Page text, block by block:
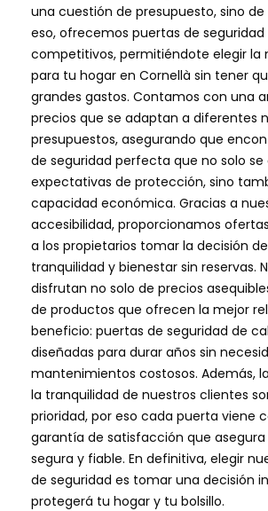
una cuestión de presupuesto, sino de
eso, ofrecemos puertas de seguridad
competitivos, permitiéndote elegir la
para tu hogar en Cornellà sin tener
grandes gastos. Contamos con una
precios que se adaptan a diferentes
presupuestos, asegurando que
de seguridad perfecta que no solo se
expectativas de protección, sino
capacidad económica. Gracias a
accesibilidad, proporcionamos
a los propietarios tomar la decisión
tranquilidad y bienestar sin reservas.
disfrutan no solo de precios
de productos que ofrecen la mejor
beneficio: puertas de seguridad de
diseñadas para durar años sin
mantenimientos costosos. Además,
la tranquilidad de nuestros clientes
prioridad, por eso cada puerta viene
garantía de satisfacción que asegura
segura y fiable. En definitiva, elegir
de seguridad es tomar una decisión
protegerá tu hogar y tu bolsillo.